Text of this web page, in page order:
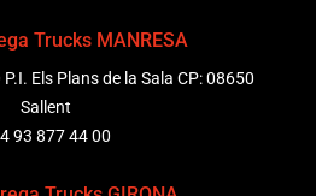
Trucks MANRESA
Els Plans de la Sala CP: 08650
Sallent
93 877 44 00